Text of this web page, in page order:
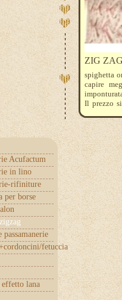
Acufactum
in lino
rifiniture
per borse
passamanerie
fetuccia
effetto lana
ZIG
spighetta
capire
Il prezzo